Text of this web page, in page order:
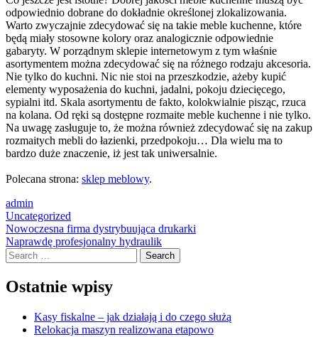
odpowiednio dobrane do dokładnie określonej zlokalizowania.
Warto zwyczajnie zdecydować się na takie meble kuchenne, które
będą miały stosowne kolory oraz analogicznie odpowiednie
gabaryty. W porządnym sklepie internetowym z tym właśnie
asortymentem można zdecydować się na różnego rodzaju akcesoria.
Nie tylko do kuchni. Nic nie stoi na przeszkodzie, ażeby kupić
elementy wyposażenia do kuchni, jadalni, pokoju dziecięcego,
sypialni itd. Skala asortymentu de fakto, kolokwialnie pisząc, rzuca
na kolana. Od ręki są dostępne rozmaite meble kuchenne i nie tylko.
Na uwagę zasługuje to, że można również zdecydować się na zakup
rozmaitych mebli do łazienki, przedpokoju… Dla wielu ma to
bardzo duże znaczenie, iż jest tak uniwersalnie.
Polecana strona: sklep meblowy.
admin
Uncategorized
Post
navigation
Nowoczesna firma dystrybuująca drukarki
Naprawdę profesjonalny hydraulik
Search
Ostatnie wpisy
Kasy fiskalne – jak działają i do czego służą
Relokacja maszyn realizowana etapowo